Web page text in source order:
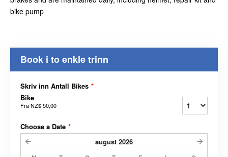
bike pump
Book i to enkle trinn
Skriv inn Antall Bikes *
Bike
FraNZ$ 50,00
Choose a Date *
august 2026